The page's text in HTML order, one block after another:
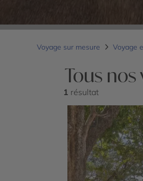
Voyage sur mesure Voyage
Tous
1 résultat